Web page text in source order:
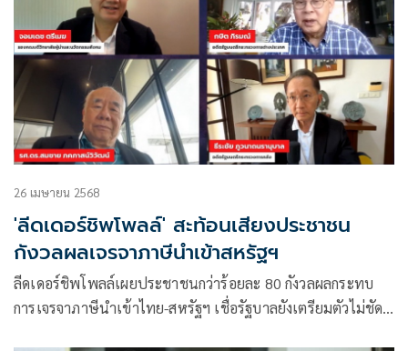
26 เมษายน 2568
'ลีดเดอร์ชิพโพลล์' สะท้อนเสียงประชาชน
กังวลผลเจรจาภาษีนำเข้าสหรัฐฯ
ลีดเดอร์ชิพโพลล์เผยประชาชนกว่าร้อยละ 80 กังวลผลกระทบ
การเจรจาภาษีนำเข้าไทย-สหรัฐฯ เชื่อรัฐบาลยังเตรียมตัวไม่ชัด